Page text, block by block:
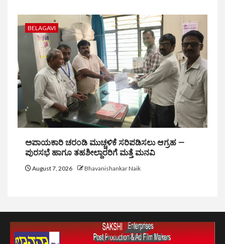
BELAGAVI
ಅಪಾಯಕಾರಿ ಚರಂಡಿ ಮುಚ್ಚಳಿಕೆ ಸರಿಪಡಿಸಲು ಆಗ್ರಹ —
ಪುರಸಭೆ ಹಾಗೂ ತಹಶೀಲ್ದಾರರಿಗೆ ಮತ್ತೆ ಮನವಿ
August 7, 2026 Bhavanishankar Naik